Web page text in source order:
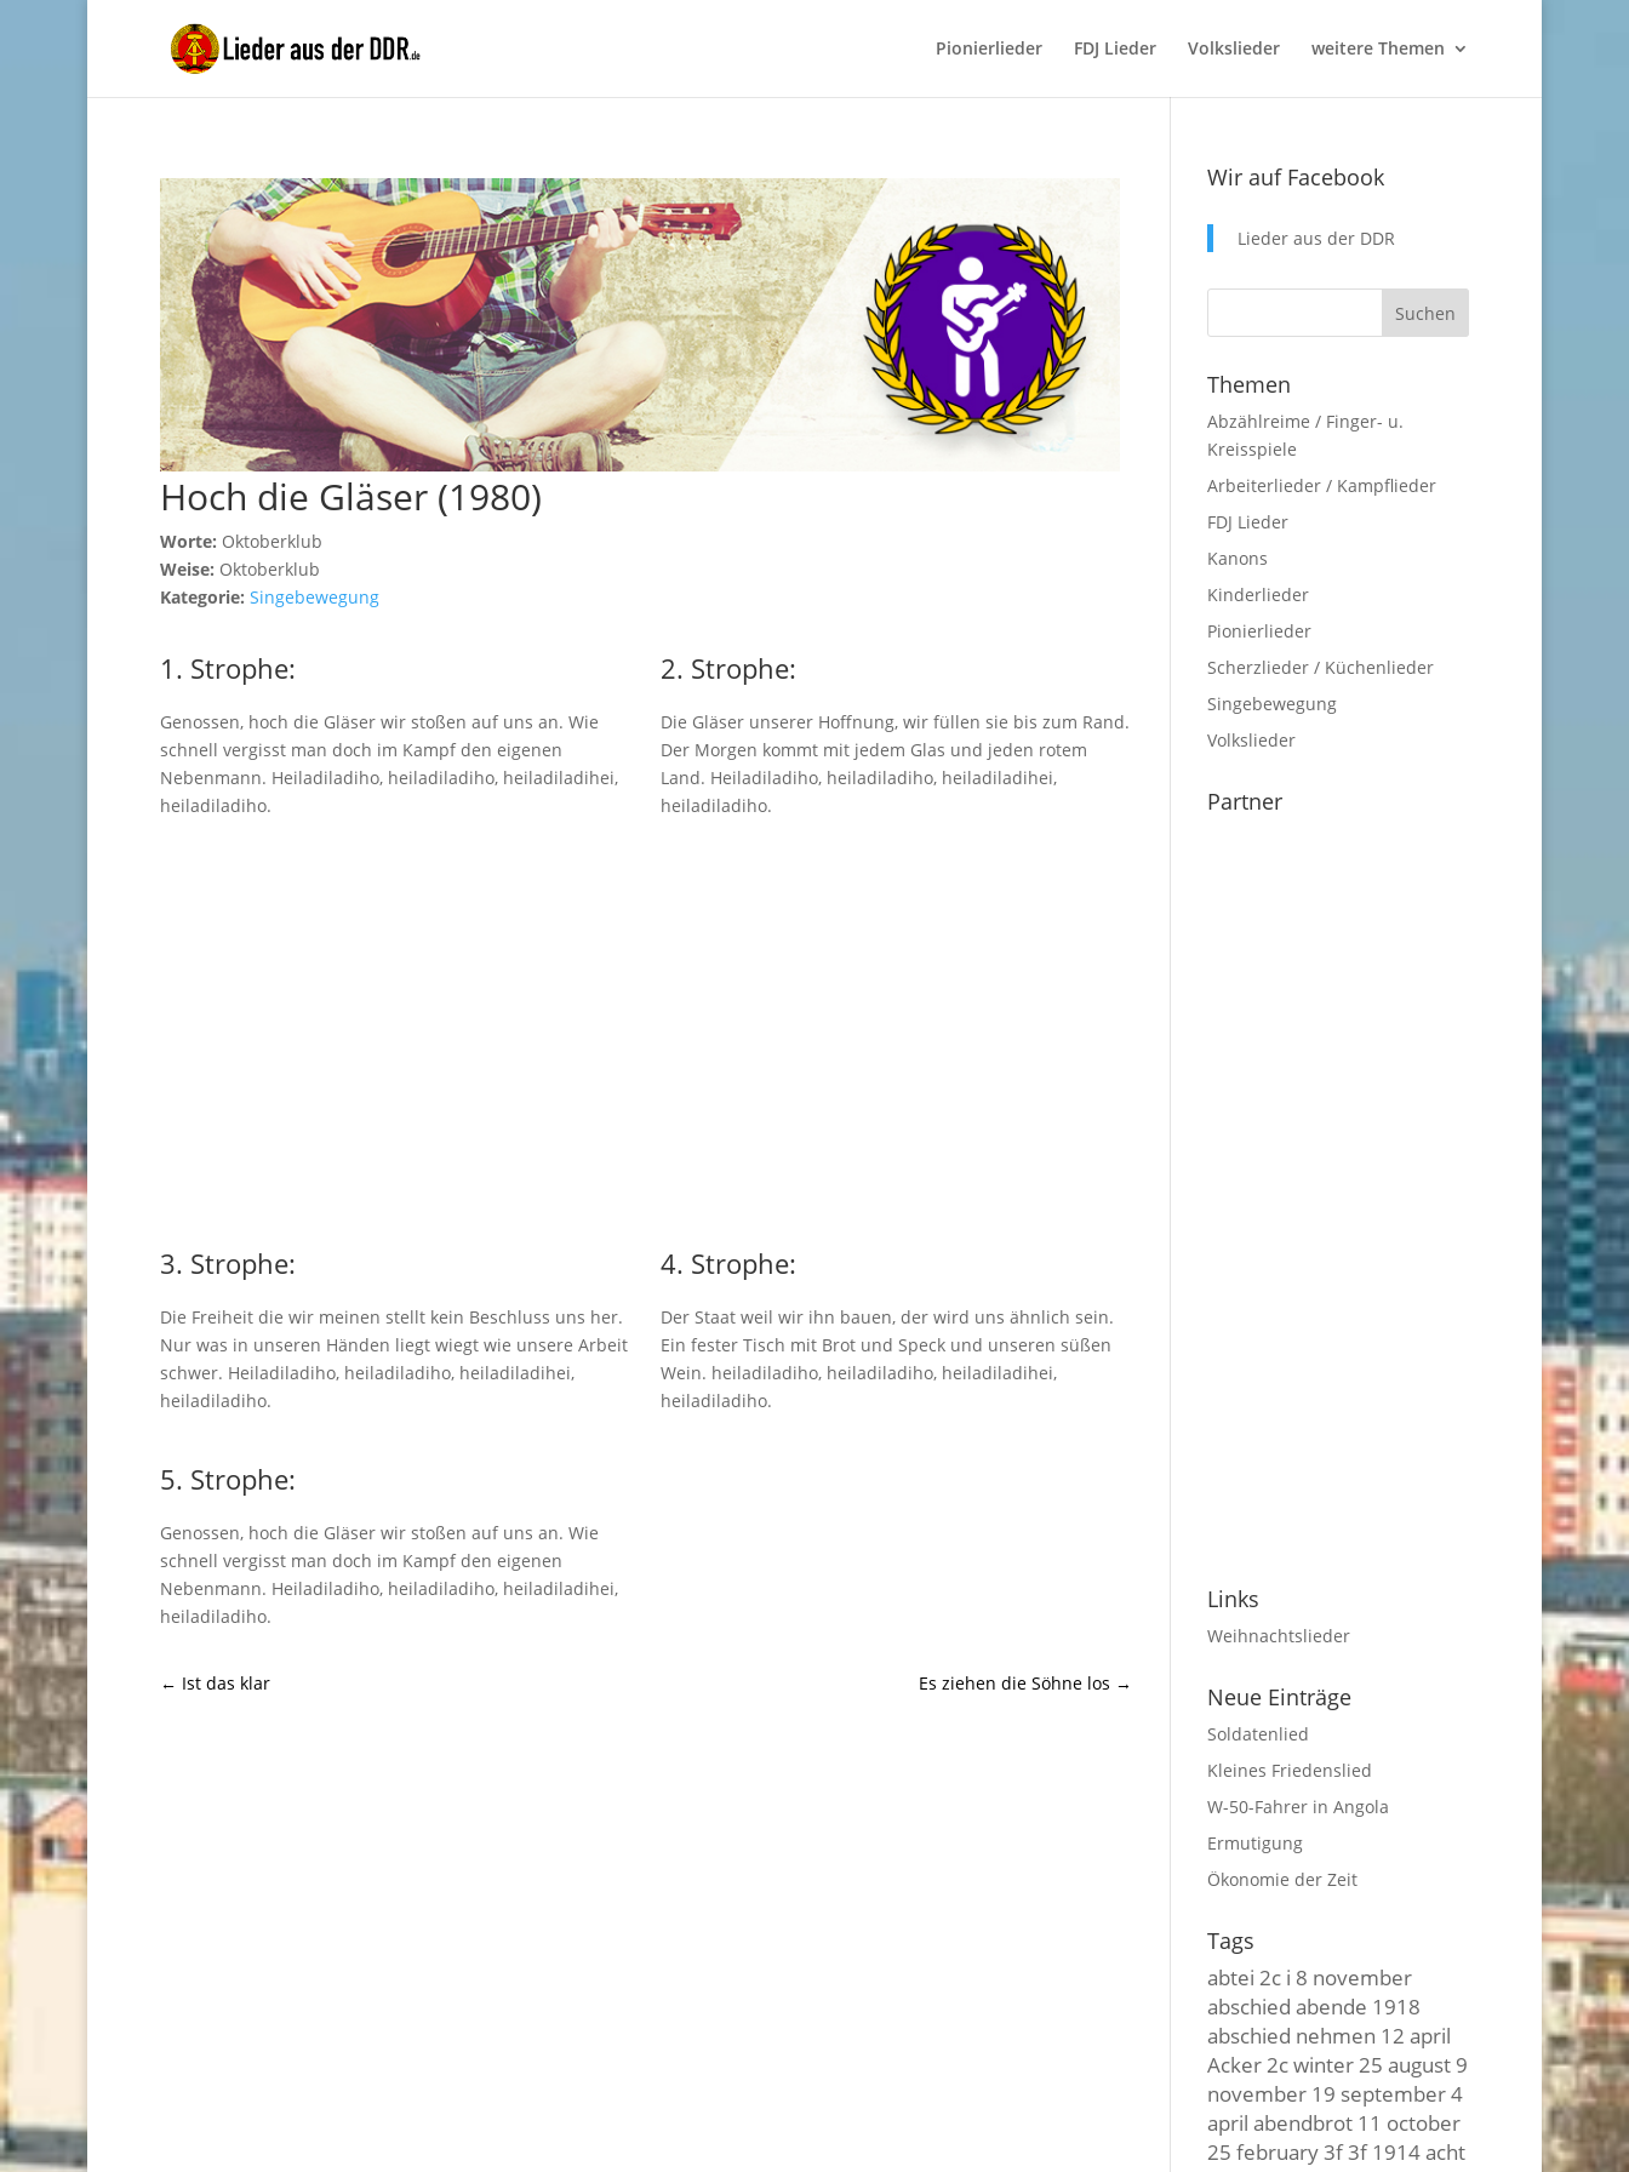
Pionierlieder FDJ Lieder Volkslieder weitere Themen
Hoch die Gläser (1980)
Worte: Oktoberklub
Weise: Oktoberklub
Kategorie: Singebewegung
1. Strophe:
Genossen, hoch die Gläser wir stoßen auf uns an. Wie
schnell vergisst man doch im Kampf den eigenen
Nebenmann. Heiladiladiho, heiladiladiho, heiladiladihei,
heiladiladiho.
2. Strophe:
Die Gläser unserer Hoffnung, wir füllen sie bis zum Rand.
Der Morgen kommt mit jedem Glas und jeden rotem
Land. Heiladiladiho, heiladiladiho, heiladiladihei,
heiladiladiho.
3. Strophe:
Die Freiheit die wir meinen stellt kein Beschluss uns her.
Nur was in unseren Händen liegt wiegt wie unsere Arbeit
schwer. Heiladiladiho, heiladiladiho, heiladiladihei,
heiladiladiho.
4. Strophe:
Der Staat weil wir ihn bauen, der wird uns ähnlich sein.
Ein fester Tisch mit Brot und Speck und unseren süßen
Wein. heiladiladiho, heiladiladiho, heiladiladihei,
heiladiladiho.
5. Strophe:
Genossen, hoch die Gläser wir stoßen auf uns an. Wie
schnell vergisst man doch im Kampf den eigenen
Nebenmann. Heiladiladiho, heiladiladiho, heiladiladihei,
heiladiladiho.
← Ist das klar Es ziehen die Söhne los →
Wir auf Facebook
Lieder aus der DDR
Themen
Abzählreime / Finger- u.
Kreisspiele
Arbeiterlieder / Kampflieder
FDJ Lieder
Kanons
Kinderlieder
Pionierlieder
Scherzlieder / Küchenlieder
Singebewegung
Volkslieder
Partner
Links
Weihnachtslieder
Neue Einträge
Soldatenlied
Kleines Friedenslied
W-50-Fahrer in Angola
Ermutigung
Ökonomie der Zeit
Tags
abtei 2c i 8 november
abschied abende 1918
abschied nehmen 12 april
Acker2c winter25 august 9
november 19 september4
april abendbrot 11 october
25 february3f 3f1914acht